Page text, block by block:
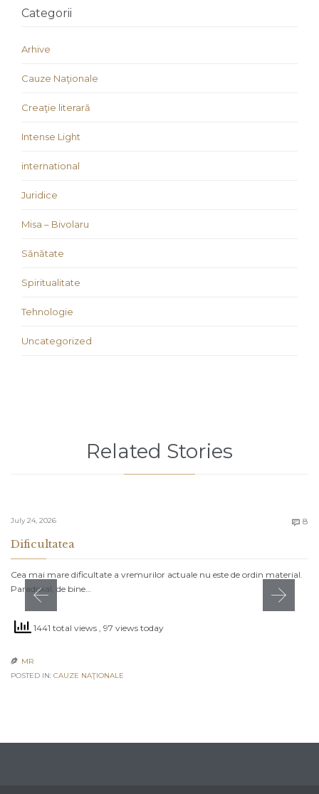
Categorii
Arhive
Cauze Naţionale
Creaţie literară
Intense Light
international
Juridice
Misa – Bivolaru
Sănătate
Spiritualitate
Tehnologie
Uncategorized
Related Stories
July 24, 2026  8
Dificultatea
Cea mai mare dificultate a vremurilor actuale nu este de ordin material.
Paradoxal, de bine…
1441 total views , 97 views today
 MR
POSTED IN: CAUZE NAŢIONALE